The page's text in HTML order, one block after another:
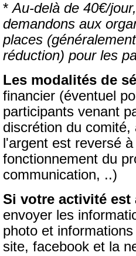
*Au-delà de 40€/
demandons aux
places
réduction) pour les
Les modalités de
financier (éventuel
participants venant
discrétion du
l'argent est reversé
fonctionnement du
communication, ..)
Si votre activité est
envoyer les
photo et
site, facebook et la